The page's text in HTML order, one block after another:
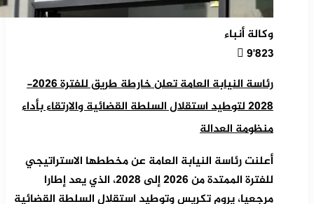
وكالة أنباء
9٬823
رئاسة النيابة العامة تعلن خارطة طريق للفترة 2026-
2028 لتوطيد استقلال السلطة القضائية والارتقاء بأداء
منظومة العدالة
أعلنت رئاسة النيابة العامة عن مخططها الاستراتيجي
للفترة الممتدة من 2026 إلى 2028، الذي يعد إطارا
مرجعيا، يروم تكريس وتوطيد استقلال السلطة القضائية